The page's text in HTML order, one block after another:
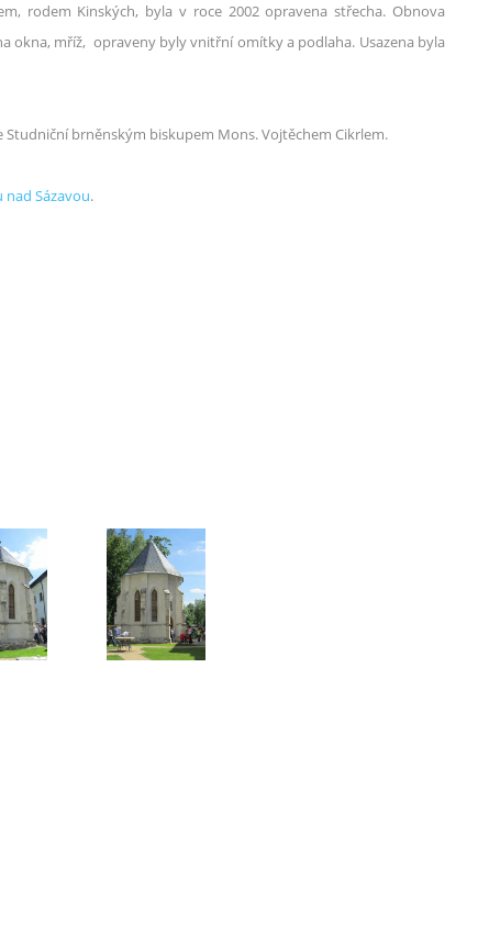
rodem Kinských, byla v roce 2002 opravena střecha. Obnova
okna, mříž, opraveny byly vnitřní omítky a podlaha. Usazena byla
Studničníbrněnským biskupem Mons. Vojtěchem Cikrlem.
nad Sázavou.